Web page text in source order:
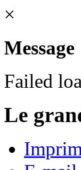
×
Message
Failed
Le